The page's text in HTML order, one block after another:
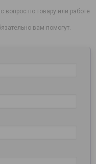
по товару или работе
вам помогут.